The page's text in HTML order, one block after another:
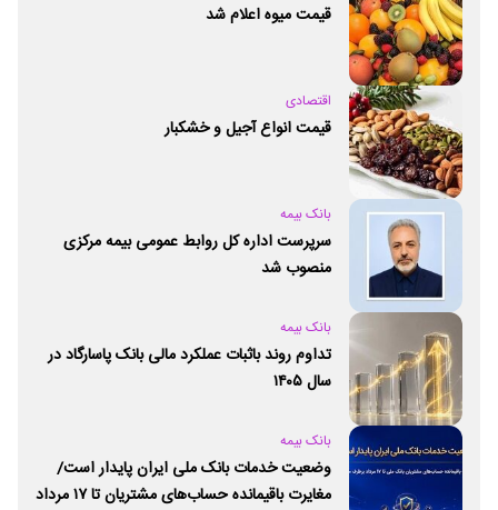
قیمت میوه اعلام شد
اقتصادی
قیمت انواع آجیل و خشکبار
بانک بیمه
سرپرست اداره کل روابط عمومی بیمه مرکزی
منصوب شد
بانک بیمه
تداوم روند باثبات عملکرد مالی بانک پاسارگاد در
سال ۱۴۰۵
بانک بیمه
وضعیت خدمات بانک ملی ایران پایدار است/
مغایرت‌ باقیمانده حساب‌های مشتریان تا ۱۷ مرداد